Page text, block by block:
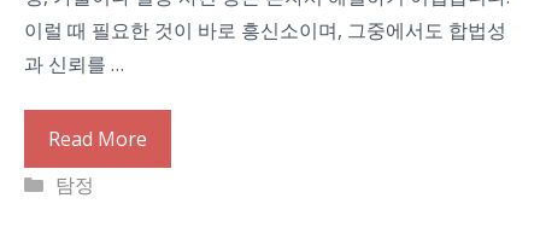
이럴 때 필요한 것이 바로 흥신소이며, 그중에서도 합법성
과 신뢰를 …
Read More
Categories
탐정